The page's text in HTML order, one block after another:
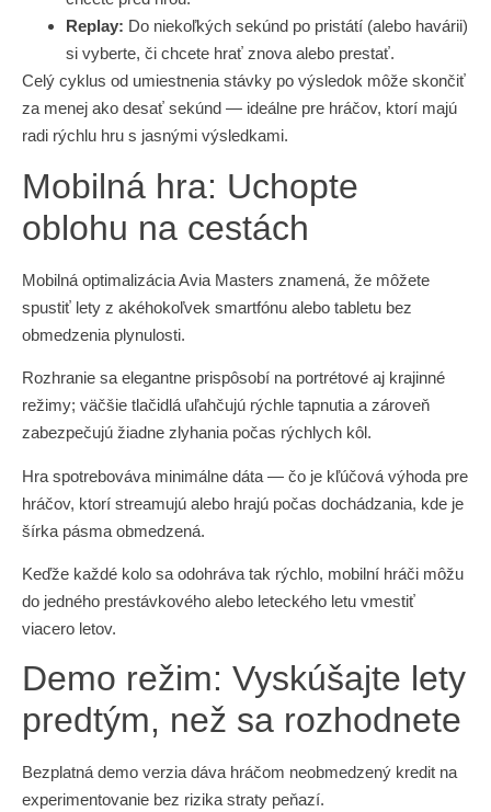
Replay: Do niekoľkých sekúnd po pristátí (alebo havárii)
si vyberte, či chcete hrať znova alebo prestať.
Celý cyklus od umiestnenia stávky po výsledok môže skončiť
za menej ako desať sekúnd — ideálne pre hráčov, ktorí majú
radi rýchlu hru s jasnými výsledkami.
Mobilná hra: Uchopte
oblohu na cestách
Mobilná optimalizácia Avia Masters znamená, že môžete
spustiť lety z akéhokoľvek smartfónu alebo tabletu bez
obmedzenia plynulosti.
Rozhranie sa elegantne prispôsobí na portrétové aj krajinné
režimy; väčšie tlačidlá uľahčujú rýchle tapnutia a zároveň
zabezpečujú žiadne zlyhania počas rýchlych kôl.
Hra spotrebováva minimálne dáta — čo je kľúčová výhoda pre
hráčov, ktorí streamujú alebo hrajú počas dochádzania, kde je
šírka pásma obmedzená.
Keďže každé kolo sa odohráva tak rýchlo, mobilní hráči môžu
do jedného prestávkového alebo leteckého letu vmestiť
viacero letov.
Demo režim: Vyskúšajte lety
predtým, než sa rozhodnete
Bezplatná demo verzia dáva hráčom neobmedzený kredit na
experimentovanie bez rizika straty peňazí.